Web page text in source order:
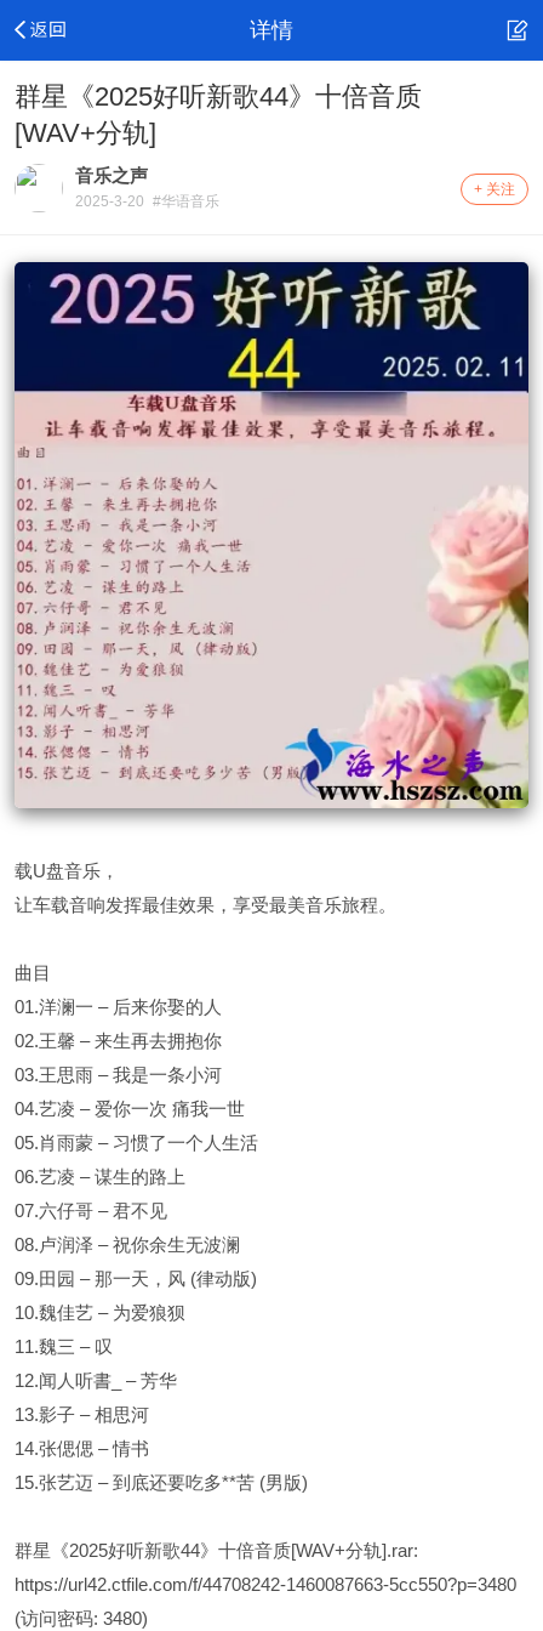
详情
群星《2025好听新歌44》十倍音质
[WAV+分轨]
音乐之声
2025-3-20 #华语音乐
+ 关注
载U盘音乐，
让车载音响发挥最佳效果，享受最美音乐旅程。
曲目
01.洋澜一 – 后来你娶的人
02.王馨 – 来生再去拥抱你
03.王思雨 – 我是一条小河
04.艺凌 – 爱你一次 痛我一世
05.肖雨蒙 – 习惯了一个人生活
06.艺凌 – 谋生的路上
07.六仔哥 – 君不见
08.卢润泽 – 祝你余生无波澜
09.田园 – 那一天，风 (律动版)
10.魏佳艺 – 为爱狼狈
11.魏三 – 叹
12.闻人听書_ – 芳华
13.影子 – 相思河
14.张偲偲 – 情书
15.张艺迈 – 到底还要吃多**苦 (男版)
群星《2025好听新歌44》十倍音质[WAV+分轨].rar:
https://url42.ctfile.com/f/44708242-1460087663-5cc550?p=3480
(访问密码: 3480)